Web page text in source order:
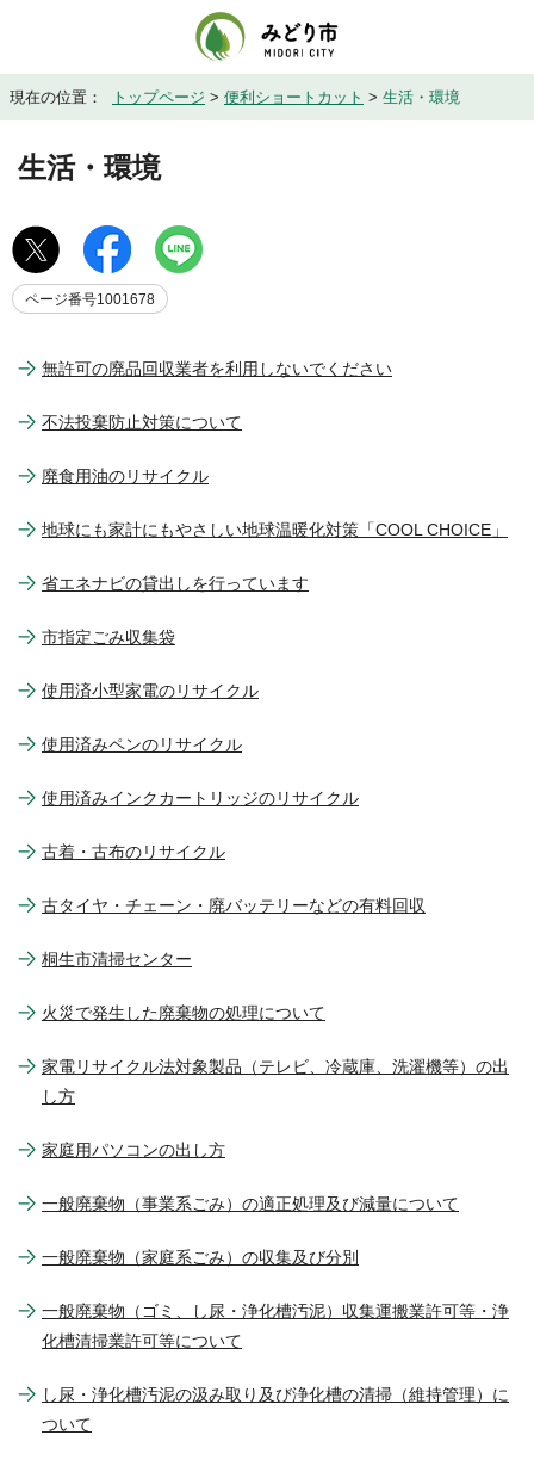
現在の位置： トップページ > 便利ショートカット > 生活・環境
生活・環境
ページ番号1001678
無許可の廃品回収業者を利用しないでください
不法投棄防止対策について
廃食用油のリサイクル
地球にも家計にもやさしい地球温暖化対策「COOL CHOICE」
省エネナビの貸出しを行っています
市指定ごみ収集袋
使用済小型家電のリサイクル
使用済みペンのリサイクル
使用済みインクカートリッジのリサイクル
古着・古布のリサイクル
古タイヤ・チェーン・廃バッテリーなどの有料回収
桐生市清掃センター
火災で発生した廃棄物の処理について
家電リサイクル法対象製品（テレビ、冷蔵庫、洗濯機等）の出
し方
家庭用パソコンの出し方
一般廃棄物（事業系ごみ）の適正処理及び減量について
一般廃棄物（家庭系ごみ）の収集及び分別
一般廃棄物（ゴミ、し尿・浄化槽汚泥）収集運搬業許可等・浄
化槽清掃業許可等について
し尿・浄化槽汚泥の汲み取り及び浄化槽の清掃（維持管理）に
ついて